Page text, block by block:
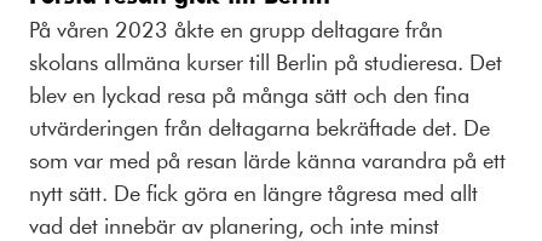
På våren 2023 åkte en grupp deltagare från
skolans allmäna kurser till Berlin på studieresa. Det
blev en lyckad resa på många sätt och den fina
utvärderingen från deltagarna bekräftade det. De
som var med på resan lärde känna varandra på ett
nytt sätt. De fick göra en längre tågresa med allt
vad det innebär av planering, och inte minst